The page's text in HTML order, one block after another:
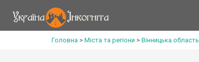
Головна > Міста та регіони > Вінницька область